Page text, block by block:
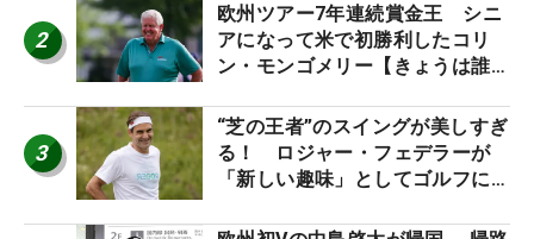
2
欧州ツアー7年連続賞金王 シニ
アになって米で初勝利したコリ
ン・モンゴメリー【きょうは誰の
3
“芝の王者”のスイングが美しすぎ
る！ ロジャー・フェデラーが
「新しい趣味」としてゴルフに挑